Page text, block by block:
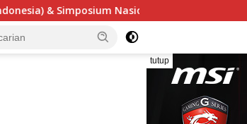
Undang Perekonomian Nasional dan
tutup